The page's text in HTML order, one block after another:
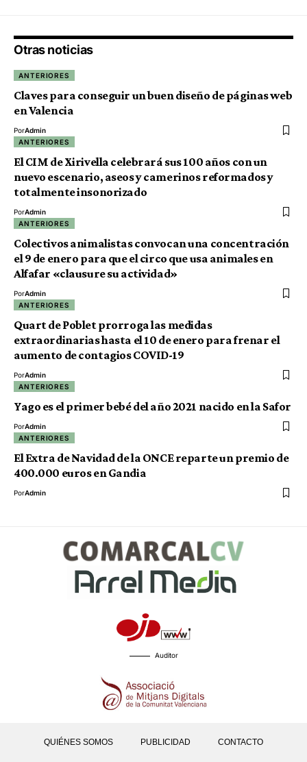
Otras noticias
ANTERIORES
Claves para conseguir un buen diseño de páginas web
en Valencia
PorAdmin
ANTERIORES
El CIM de Xirivella celebrará sus 100 años con un
nuevo escenario, aseos y camerinos reformados y
totalmente insonorizado
PorAdmin
ANTERIORES
Colectivos animalistas convocan una concentración
el 9 de enero para que el circo que usa animales en
Alfafar «clausure su actividad»
PorAdmin
ANTERIORES
Quart de Poblet prorroga las medidas
extraordinarias hasta el 10 de enero para frenar el
aumento de contagios COVID-19
PorAdmin
ANTERIORES
Yago es el primer bebé del año 2021 nacido en la Safor
PorAdmin
ANTERIORES
El Extra de Navidad de la ONCE reparte un premio de
400.000 euros en Gandia
PorAdmin
Auditor
QUIÉNES SOMOS PUBLICIDAD CONTACTO